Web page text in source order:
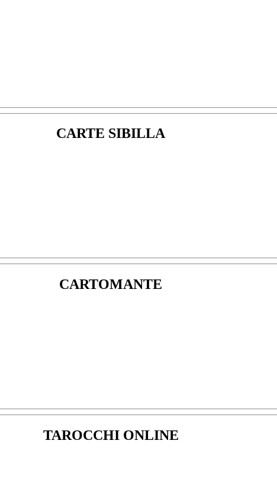
CARTE SIBILLA
CARTOMANTE
TAROCCHI ONLINE